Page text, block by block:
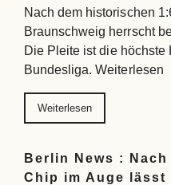
Nach dem historischen
Braunschweig herrscht
Die Pleite ist die höchste
Bundesliga. Weiterlesen
Weiterlesen
Berlin News :
Chip im Auge lässt